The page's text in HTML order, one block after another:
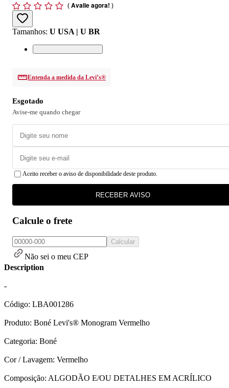
(Avalie agora! )
Tamanhos: U USA | U BR
Entenda a medida da Levi’s®
Esgotado
Avise-me quando chegar
Aceito receber o aviso de disponibilidade deste produto.
RECEBER AVISO
Calcule o frete
Calcular
Não sei o meu CEP
Description
-
Código: LBA001286
Produto: Boné Levi's® Monogram Vermelho
Categoria: Boné
Cor / Lavagem: Vermelho
Composição: ALGODÃO E/OU DETALHES EM ACRÍLICO